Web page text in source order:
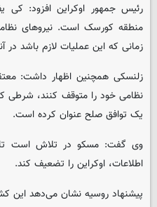
رئیس جمهور اوکراین افزود:
منطقه کورسک است. نیروهای
زمانی که این عملیات لازم باشد در
زلنسکی همچنین اظهار داشت:
نظامی خود را متوقف کنند، شرطی
یک توافق صلح عنوان کرده است.
وی گفت: مسکو در تلاش است تا
اطلاعات، اوکراین را تضعیف کند.
پیشنهاد روسیه نشان می‌دهد این